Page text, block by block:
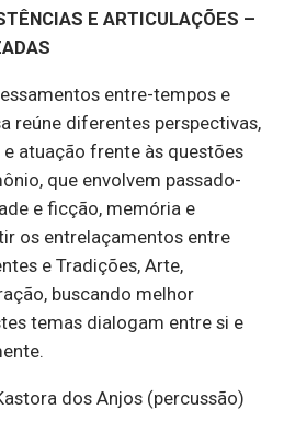
E ARTICULAÇÕES –
entre-tempos e
reúne diferentes perspectivas,
atuação frente às questões
que envolvem passado-
e ficção, memória e
os entrelaçamentos entre
e Tradições, Arte,
buscando melhor
temas dialogam entre si e
dos Anjos (percussão)